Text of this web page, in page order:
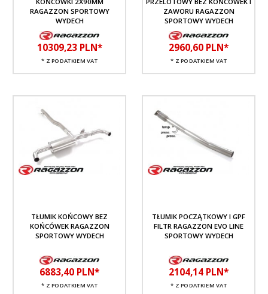
RAGAZZON SPORTOWY
WYDECH
10309,23 PLN*
* Z PODATKIEM VAT
ZAWORU RAGAZZON
SPORTOWY WYDECH
2960,60 PLN*
* Z PODATKIEM VAT
TŁUMIK KOŃCOWY BEZ
KOŃCÓWEK RAGAZZON
SPORTOWY WYDECH
6883,40 PLN*
* Z PODATKIEM VAT
TŁUMIK POCZĄTKOWY I GPF
FILTR RAGAZZON EVO LINE
SPORTOWY WYDECH
2104,14 PLN*
* Z PODATKIEM VAT